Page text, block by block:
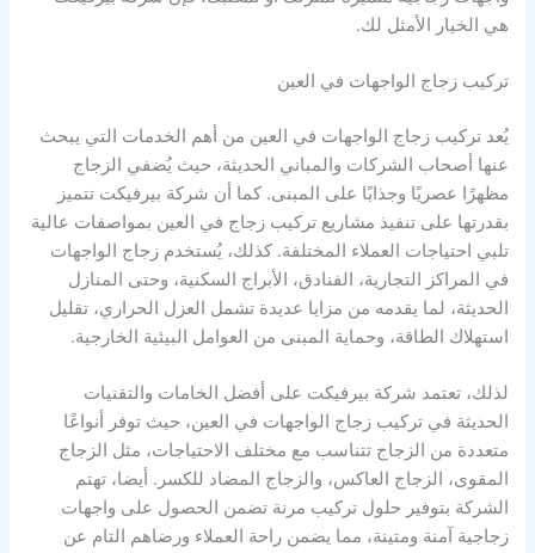
هي الخيار الأمثل لك.
تركيب زجاج الواجهات في العين
يُعد تركيب زجاج الواجهات في العين من أهم الخدمات التي يبحث
عنها أصحاب الشركات والمباني الحديثة، حيث يُضفي الزجاج
مظهرًا عصريًا وجذابًا على المبنى. كما أن شركة بيرفيكت تتميز
بقدرتها على تنفيذ مشاريع تركيب زجاج في العين بمواصفات عالية
تلبي احتياجات العملاء المختلفة. كذلك، يُستخدم زجاج الواجهات
في المراكز التجارية، الفنادق، الأبراج السكنية، وحتى المنازل
الحديثة، لما يقدمه من مزايا عديدة تشمل العزل الحراري، تقليل
استهلاك الطاقة، وحماية المبنى من العوامل البيئية الخارجية.
لذلك، تعتمد شركة بيرفيكت على أفضل الخامات والتقنيات
الحديثة في تركيب زجاج الواجهات في العين، حيث توفر أنواعًا
متعددة من الزجاج تتناسب مع مختلف الاحتياجات، مثل الزجاج
المقوى، الزجاج العاكس، والزجاج المضاد للكسر. أيضا، تهتم
الشركة بتوفير حلول تركيب مرنة تضمن الحصول على واجهات
زجاجية آمنة ومتينة، مما يضمن راحة العملاء ورضاهم التام عن